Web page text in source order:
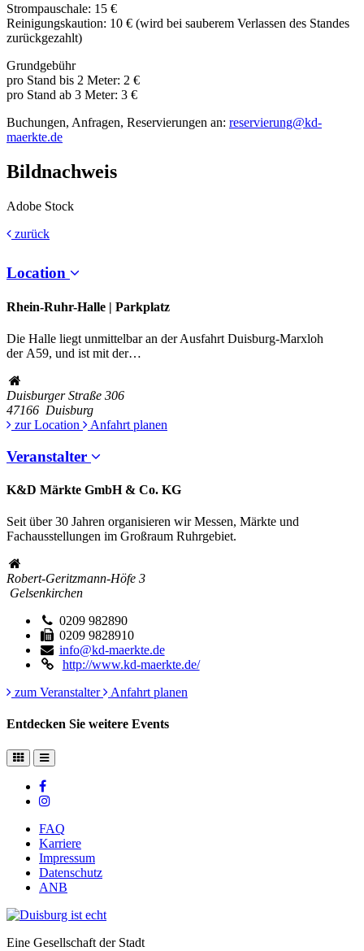
Strompauschale: 15 €
Reinigungskaution: 10 € (wird bei sauberem Verlassen des Standes
zurückgezahlt)
Grundgebühr
pro Stand bis 2 Meter: 2 €
pro Stand ab 3 Meter: 3 €
Buchungen, Anfragen, Reservierungen an: reservierung@kd-
maerkte.de
Bildnachweis
Adobe Stock
zurück
Location
Rhein-Ruhr-Halle | Parkplatz
Die Halle liegt unmittelbar an der Ausfahrt Duisburg-Marxloh
der A59, und ist mit der…
Duisburger Straße 306
47166 Duisburg
zur Location
Anfahrt planen
Veranstalter
K&D Märkte GmbH & Co. KG
Seit über 30 Jahren organisieren wir Messen, Märkte und
Fachausstellungen im Großraum Ruhrgebiet.
Robert-Geritzmann-Höfe 3
Gelsenkirchen
0209 982890
0209 9828910
info@kd-maerkte.de
http://www.kd-maerkte.de/
zum Veranstalter
Anfahrt planen
Entdecken Sie weitere Events
FAQ
Karriere
Impressum
Datenschutz
ANB
Eine Gesellschaft der Stadt